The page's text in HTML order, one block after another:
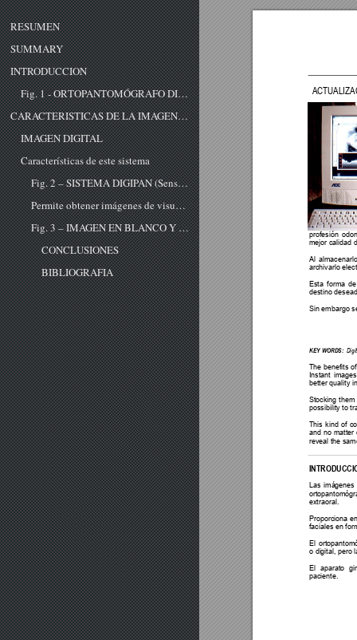
RESUMEN
SUMMARY
INTRODUCCION
Fig. 1 - ORTOPANTOMÓGRAFO DIGITAL OS1000
CARACTERISTICAS DE LA IMAGEN PANORAMICA
IMAGEN DIGITAL
Características de este sistema
Fig. 2 – SISTEMA DIGIPAN (Sensor)
Permite obtener imágenes de visualización inmediata en la pantalla del monitor.
Fig. 3 – IMAGEN EN BLANCO Y NEGRO
CONCLUSIONES
BIBLIOGRAFIA
profesión
mejor calidad
Al
archivarlo
Esta forma
destino
Sin embargo
KEY WORDS:
The benefits
Instant
better quality
Stocking
possibility to
This kind of
and no
reveal the
Las imágenes
extraoral.
Proporciona
faciales en
El
o digital, pero
El aparato
paciente.